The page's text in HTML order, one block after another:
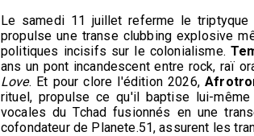
Le samedi 11 juillet referme le triptyque
propulse une transe clubbing explosive
politiques incisifs sur le colonialisme.
ans un pont incandescent entre rock, raï
Love. Et pour clore l'édition 2026,
rituel, propulse ce qu'il baptise lui-
vocales du Tchad fusionnés en une
cofondateur de Planete.51, assurent les